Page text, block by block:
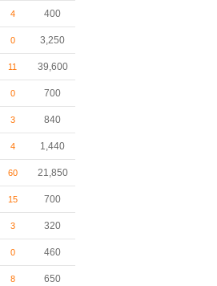
4 400
0 3,250
11 39,600
0 700
3 840
4 1,440
60 21,850
15 700
3 320
0 460
8 650